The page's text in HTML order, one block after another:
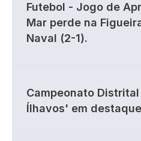
Futebol - Jogo de
Mar perde na
Naval (2-1).
Campeonato
Ílhavos' em